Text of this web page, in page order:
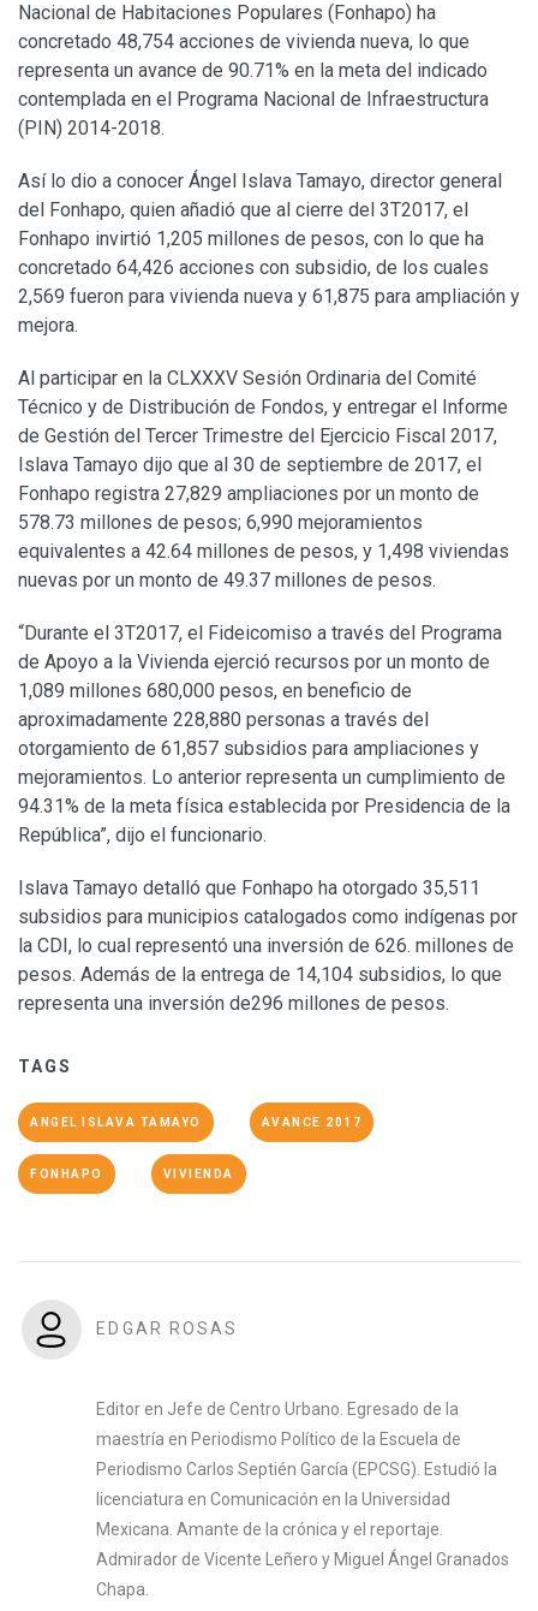
Nacional de Habitaciones Populares (Fonhapo) ha
concretado 48,754 acciones de vivienda nueva, lo que
representa un avance de 90.71% en la meta del indicado
contemplada en el Programa Nacional de Infraestructura
(PIN) 2014-2018.
Así lo dio a conocer Ángel Islava Tamayo, director general
del Fonhapo, quien añadió que al cierre del 3T2017, el
Fonhapo invirtió 1,205 millones de pesos, con lo que ha
concretado 64,426 acciones con subsidio, de los cuales
2,569 fueron para vivienda nueva y 61,875 para ampliación y
mejora.
Al participar en la CLXXXV Sesión Ordinaria del Comité
Técnico y de Distribución de Fondos, y entregar el Informe
de Gestión del Tercer Trimestre del Ejercicio Fiscal 2017,
Islava Tamayo dijo que al 30 de septiembre de 2017, el
Fonhapo registra 27,829 ampliaciones por un monto de
578.73 millones de pesos; 6,990 mejoramientos
equivalentes a 42.64 millones de pesos, y 1,498 viviendas
nuevas por un monto de 49.37 millones de pesos.
“Durante el 3T2017, el Fideicomiso a través del Programa
de Apoyo a la Vivienda ejerció recursos por un monto de
1,089 millones 680,000 pesos, en beneficio de
aproximadamente 228,880 personas a través del
otorgamiento de 61,857 subsidios para ampliaciones y
mejoramientos. Lo anterior representa un cumplimiento de
94.31% de la meta física establecida por Presidencia de la
República”, dijo el funcionario.
Islava Tamayo detalló que Fonhapo ha otorgado 35,511
subsidios para municipios catalogados como indígenas por
la CDI, lo cual representó una inversión de 626. millones de
pesos. Además de la entrega de 14,104 subsidios, lo que
representa una inversión de296 millones de pesos.
TAGS
ANGEL ISLAVA TAMAYO AVANCE 2017
FONHAPO VIVIENDA
EDGAR ROSAS
Editor en Jefe de Centro Urbano. Egresado de la
maestría en Periodismo Político de la Escuela de
Periodismo Carlos Septién García (EPCSG). Estudió la
licenciatura en Comunicación en la Universidad
Mexicana. Amante de la crónica y el reportaje.
Admirador de Vicente Leñero y Miguel Ángel Granados
Chapa.